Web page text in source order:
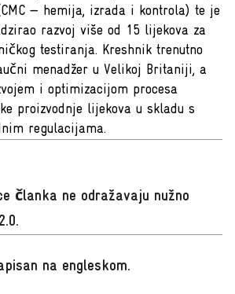
— hemija, izrada i kontrola) te je
razvoj više od 15 lijekova za
testiranja. Kreshnik trenutno
menadžer u Velikoj Britaniji, a
i optimizacijom procesa
proizvodnje lijekova u skladu s
regulacijama.
članka ne odražavaju nužno
na engleskom.